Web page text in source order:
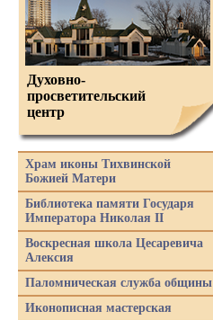
Духовно-
просветительский
центр
Храм иконы Тихвинской
Божией Матери
Библиотека памяти Государя
Императора Николая II
Воскресная школа Цесаревича
Алексия
Паломническая служба общины
Иконописная мастерская